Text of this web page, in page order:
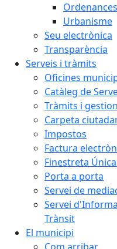
Urbanisme
Seu electrònica
Transparència
Serveis i tràmits
Oficines
Catàleg de
Tràmits i
Carpeta
Impostos
Factura
Finestreta
Porta a porta
Servei de
Servei
Trànsit
El municipi